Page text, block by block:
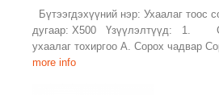
Бүтээгдэхүүний нэр: Ухаалаг тоос
дугаар: X500 Үзүүлэлтүүд: 1.
ухаалаг тохиргоо А. Сорох чадвар
more info